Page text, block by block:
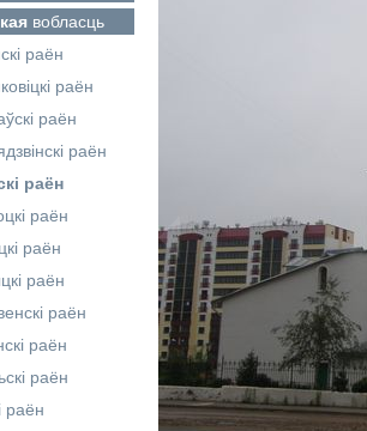
вобласць
раён
раён
раён
раён
раён
раён
раён
раён
раён
раён
раён
раён